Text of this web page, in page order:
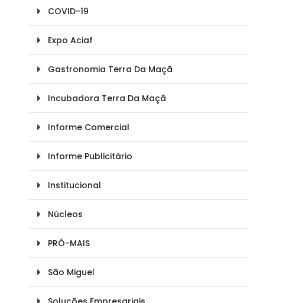
COVID-19
Expo Aciaf
Gastronomia Terra Da Maçã
Incubadora Terra Da Maçã
Informe Comercial
Informe Publicitário
Institucional
Núcleos
PRÓ-MAIS
São Miguel